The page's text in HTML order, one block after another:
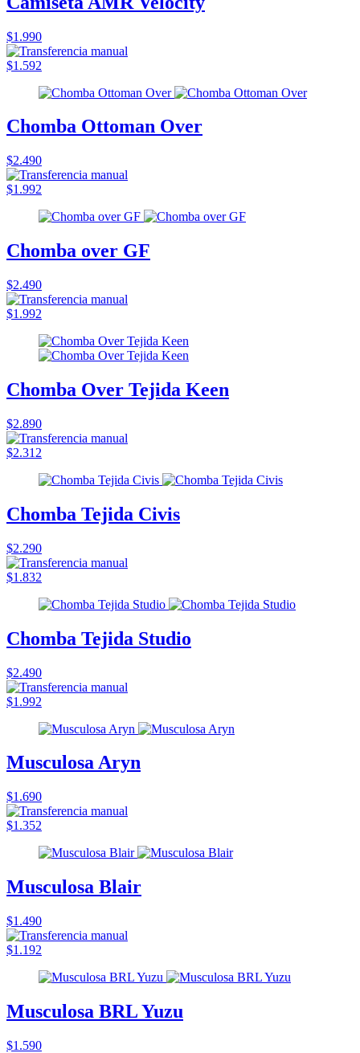
$1.990
$1.592
Chomba Ottoman Over
$2.490
$1.992
Chomba over GF
$2.490
$1.992
Chomba Over Tejida Keen
$2.890
$2.312
Chomba Tejida Civis
$2.290
$1.832
Chomba Tejida Studio
$2.490
$1.992
Musculosa Aryn
$1.690
$1.352
Musculosa Blair
$1.490
$1.192
Musculosa BRL Yuzu
$1.590